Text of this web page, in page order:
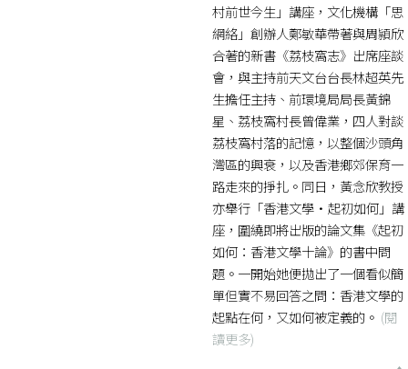
村前世今生」講座，文化機構「思
網絡」創辦人鄭敏華帶著與周頴欣
合著的新書《荔枝窩志》出席座談
會，與主持前天文台台長林超英先
生擔任主持、前環境局局長黃錦
星、荔枝窩村長曾偉業，四人對談
荔枝窩村落的記憶，以整個沙頭角
灣區的興衰，以及香港鄉郊保育一
路走來的掙扎。同日，黃念欣教授
亦舉行「香港文學·起初如何」講
座，圍繞即將出版的論文集《起初
如何：香港文學十論》的書中問
題。一開始她便拋出了一個看似簡
單但實不易回答之問：香港文學的
起點在何，又如何被定義的。 (閱
讀更多)